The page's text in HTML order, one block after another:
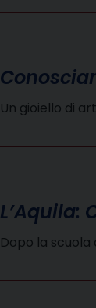
Un gioiello di
L’Aquila:
Dopo la